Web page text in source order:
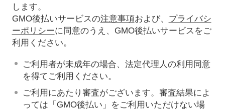
します。
GMO後払いサービスの注意事項および、 プライバシ
ーポリシーに同意のうえ、GMO後払いサービスをご
利用ください。
ご利用者が未成年の場合、法定代理人の利用同意
を得てご利用ください。
ご利用にあたり審査がございます。審査結果によ
っては「GMO後払い」をご利用いただけない場